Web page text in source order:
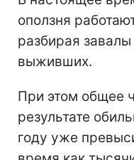
оползня
разбирая
выживших.
При этом общее
результате
году уже